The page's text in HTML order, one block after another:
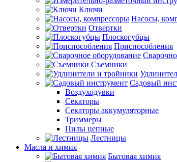
Ключи
Насосы,
Отвертки
Плоскогубцы
Приспособления
Съемники
Садовый
Воздуходувки
Секаторы
Секаторы аккумуляторные
Триммеры
Пилы цепные
Лестницы
Масла и химия
Бытовая химия